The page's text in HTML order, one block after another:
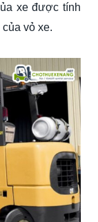
xe được tính
vỏ xe.